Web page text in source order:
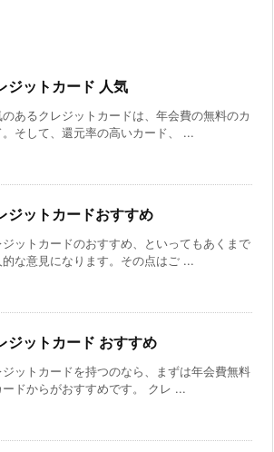
ジットカード 人気
のあるクレジットカードは、年会費の無料のカ
。そして、還元率の高いカード、 ...
ジットカードおすすめ
ジットカードのおすすめ、といってもあくまで
的な意見になります。その点はご ...
ジットカード おすすめ
ジットカードを持つのなら、まずは年会費無料
ードからがおすすめです。 クレ ...